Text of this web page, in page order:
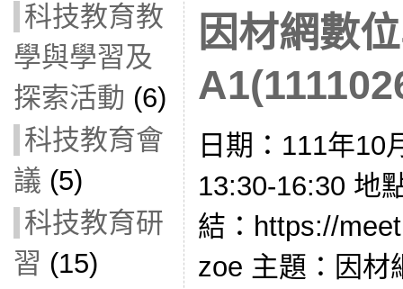
科技教育教
學與學習及
探索活動 (6)
科技教育會
議 (5)
科技教育研
習 (15)
因材網數
日期：111年10
13:30-16:30 地
結：https://
zoe 主題：因材